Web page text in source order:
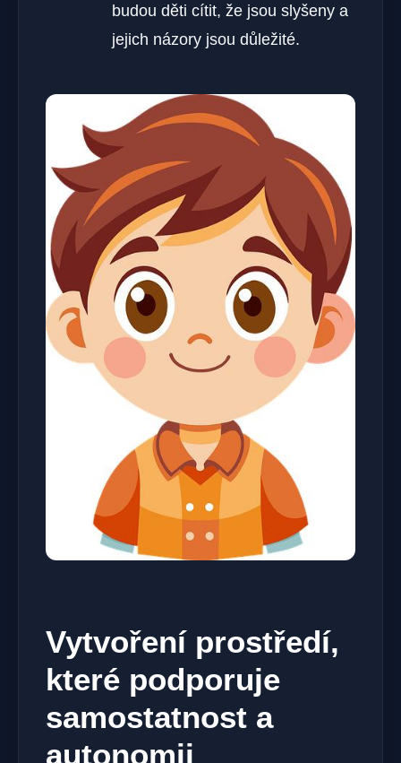
budou děti cítit, že jsou slyšeny a
jejich názory jsou důležité.
Vytvoření prostředí,
které podporuje
samostatnost a
autonomii